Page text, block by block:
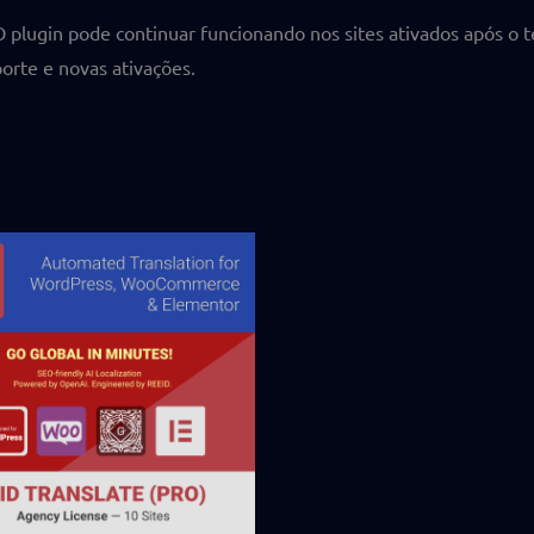
plugin pode continuar funcionando nos sites ativados após
e novas ativações.